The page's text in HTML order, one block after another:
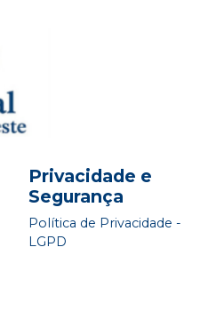
Privacidade e
Segurança
Política de Privacidade -
LGPD